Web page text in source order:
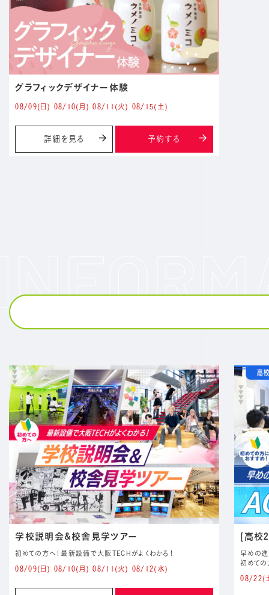
グラフィックデザイナー体験
08/09(日) 08/10(月) 08/11 (火) 08/15(土)
詳細を見る 予約する
学校説明会&校舎見学ツアー
初めての方へ！最新設備で大阪TECHがよくわかる！
08/09(日) 08/10(月) 08/11 (火) 08/12(水)
[高校
早めの
初めての
08/22(